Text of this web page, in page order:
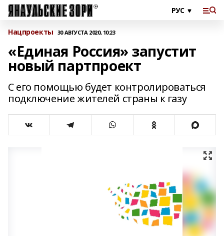
Нацпроекты 30 АВГУСТА 2020, 10:23
«Единая Россия» запустит
новый партпроект
С его помощью будет контролироваться
подключение жителей страны к газу